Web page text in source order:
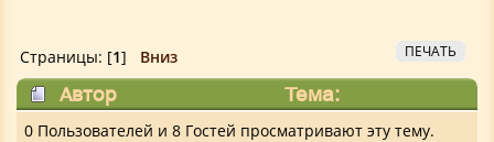
ПЕЧАТЬ
Страницы: [1] Вниз
Автор
Тема:
Модернизируем или Отказываемся От
0 Пользователей и 8 Гостей просматривают эту тему.